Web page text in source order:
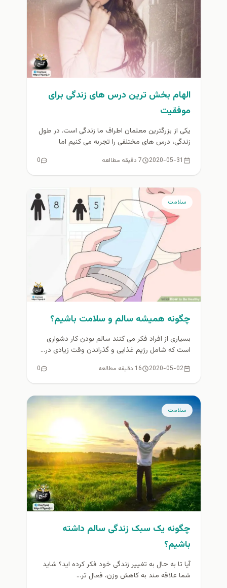
الهام بخش ترین درس های زندگی برای
موفقیت
یکی از بزرگترین معلمان اطراف ما زندگی است. در طول
زندگی، درس های مختلفی را تجربه می کنیم اما
2020-05-31 7 دقیقه مطالعه 0
سلامت
چگونه همیشه سالم و سلامت باشیم؟
بسیاری از افراد فکر می کنند سالم بودن کار دشواری
است که شامل رژیم غذایی و گذراندن وقت زیادی در...
2020-05-02 16 دقیقه مطالعه 0
سلامت
چگونه یک سبک زندگی سالم داشته
باشیم؟
آیا تا به حال به تغییر زندگی خود فکر کرده اید؟ شاید
شما علاقه مند به کاهش وزن، فعال تر...